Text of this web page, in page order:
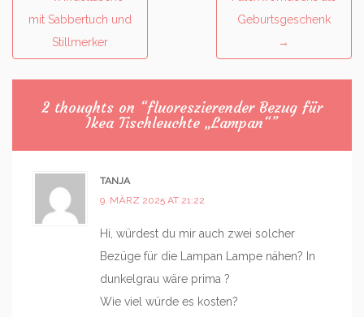
navigation
mit Sabbertuch und
Stillmerker
Geburtsgeschenk
→
2 thoughts on “fluoreszierender Bezug für
Ikea Tischleuchte „Lampan“”
TANJA
9. MÄRZ 2025 AT 21:22
Hi, würdest du mir auch zwei solcher
Bezüge für die Lampan Lampe nähen? In
dunkelgrau wäre prima ?
Wie viel würde es kosten?